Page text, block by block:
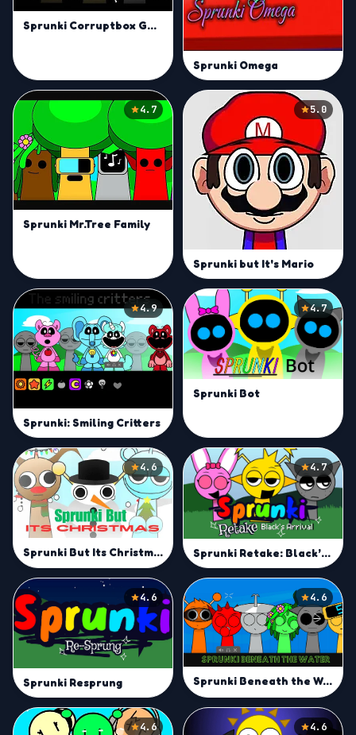
Sprunki Corruptbox Goreless
Sprunki Omega
4.7
Sprunki Mr.Tree Family
5.0
Sprunki but It's Mario
4.9
Sprunki: Smiling Critters
4.7
Sprunki Bot
4.6
Sprunki But Its Christmas
4.7
Sprunki Retake: Black’s Arrival
4.6
Sprunki Resprung
4.6
Sprunki Beneath the Water
4.6 4.6